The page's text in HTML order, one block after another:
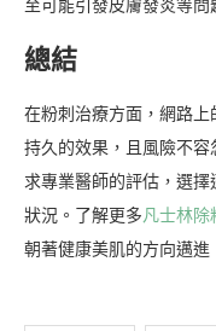
至可能引發皮膚發炎等問
總結
在粉刺治療方面，網路
持久的效果，且風險不
求專業醫師的評估，選
狀況。了解更多凡士林除
朝著健康美肌的方向邁進